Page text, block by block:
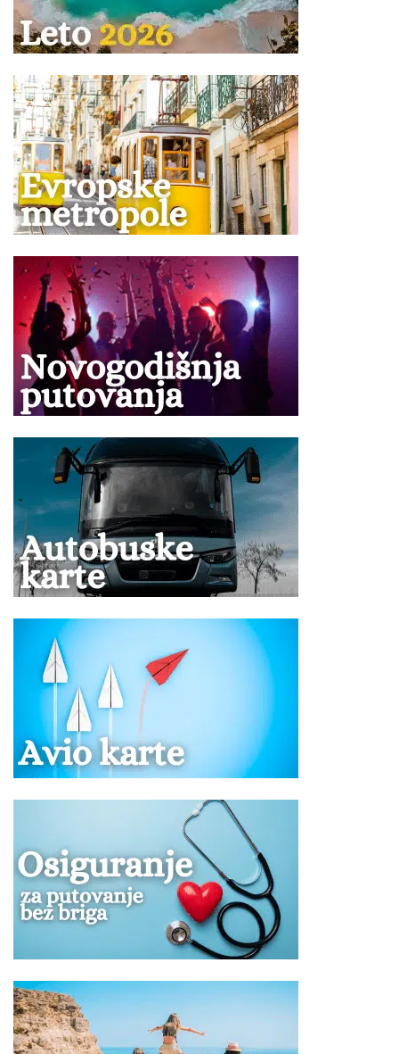
objektima u kojima je za istu naznačena cena, plaća
iznos naveden u tabeli programa putovanja, ima
punoplatežna osoba.
Doplata za jednokrevetnu (1/1) sobu u većini hotela
iznosi od 40-90 % od ukupne cene aranžmana i cena je
naveden u tabeli programa putovanja.
Jednokrevetne sobe se rade isključivo na upit.
Doplata za korišćenje klima uređaja se vrši u agenciji
prilikom rezervacije kod hotela kod kojih je uz opis
naglašeno da se ista dodatno naplaćuje!
Po ovom programu ne postoji mogućnost umanjenja
za sopstveni prevoz.
Ukoliko Vam ponuda za Hotel BLUE BAY PLATINUM Marmaris
ne odgovara pogledajte ponudu ostalih smeštaja u letovalištu
Marmarisili kompletnu ponudu letovalištaTurske